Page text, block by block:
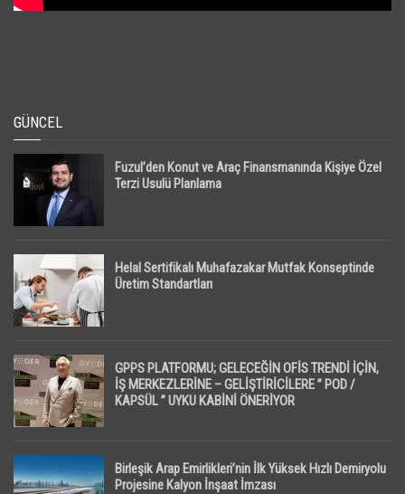
GÜNCEL
Fuzul’den Konut ve Araç Finansmanında Kişiye Özel
Terzi Usulü Planlama
Helal Sertifikalı Muhafazakar Mutfak Konseptinde
Üretim Standartları
GPPS PLATFORMU; GELECEĞİN OFİS TRENDİ İÇİN,
İŞ MERKEZLERİNE – GELİŞTİRİCİLERE ” POD /
KAPSÜL ” UYKU KABİNİ ÖNERİYOR
Birleşik Arap Emirlikleri’nin İlk Yüksek Hızlı Demiryolu
Projesine Kalyon İnşaat İmzası